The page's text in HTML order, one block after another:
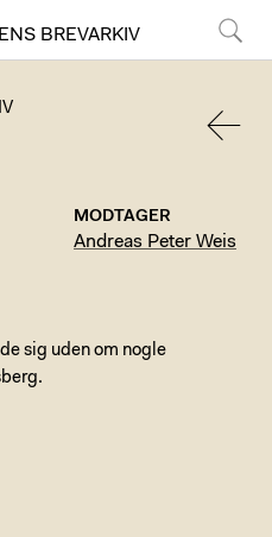
BREVARKIV
MODTAGER
Andreas Peter Weis
sig uden om nogle